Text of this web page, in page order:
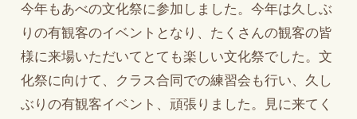
今年もあべの文化祭に参加しました。今年は久しぶ
りの有観客のイベントとなり、たくさんの観客の皆
様に来場いただいてとても楽しい文化祭でした。文
化祭に向けて、クラス合同での練習会も行い、久し
ぶりの有観客イベント、頑張りました。見に来てく